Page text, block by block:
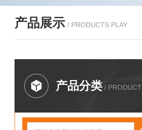
产品展示 / PRODUCTS PLAY
产品分类 / PRODUCT